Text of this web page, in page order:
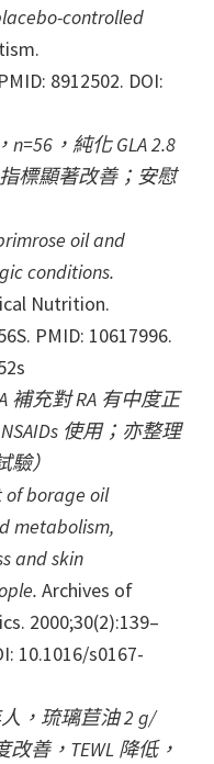
controlled
8912502. DOI:
n=56，純化 GLA 2.8
標顯著改善；安慰
oil and
conditions.
Nutrition.
PMID: 10617996.
補充對 RA 有中度正
使用；亦整理
）
of borage oil
metabolism,
and skin
Archives of
2000;30(2):139–
10.1016/s0167-
人，琉璃苣油 2 g/
善，TEWL 降低，